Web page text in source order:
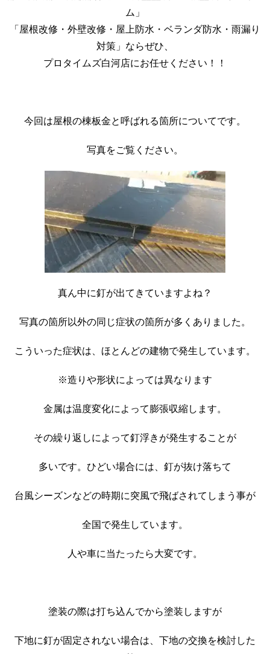
ム」
「屋根改修・外壁改修・屋上防水・ベランダ防水・雨漏り
対策」ならぜひ、
プロタイムズ白河店にお任せください！！
今回は屋根の棟板金と呼ばれる箇所についてです。
写真をご覧ください。
真ん中に釘が出てきていますよね？
写真の箇所以外の同じ症状の箇所が多くありました。
こういった症状は、ほとんどの建物で発生しています。
※造りや形状によっては異なります
金属は温度変化によって膨張収縮します。
その繰り返しによって釘浮きが発生することが
多いです。ひどい場合には、釘が抜け落ちて
台風シーズンなどの時期に突風で飛ばされてしまう事が
全国で発生しています。
人や車に当たったら大変です。
塗装の際は打ち込んでから塗装しますが
下地に釘が固定されない場合は、下地の交換を検討した